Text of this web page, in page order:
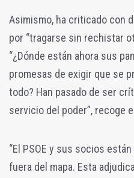
Asimismo, ha criticado con
por “tragarse sin rechistar
“¿Dónde están ahora sus
promesas de exigir que se
todo? Han pasado de ser
servicio del poder”, recoge
“El PSOE y sus socios
fuera del mapa. Esta